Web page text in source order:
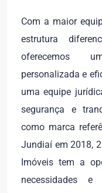
Com a maior
estrutura
oferecemos
personalizada e
uma equipe
segurança e
como marca
Jundiaí em 2018,
Imóveis tem a
necessidades